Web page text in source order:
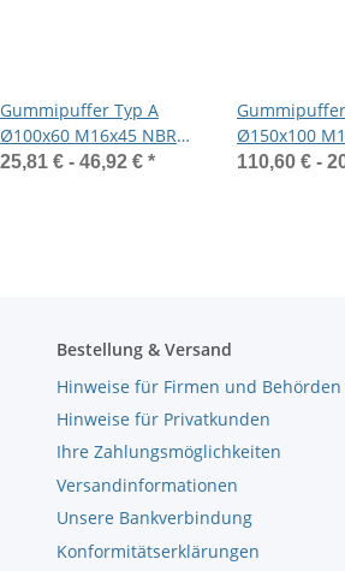
Gummipuffer Typ A
Ø100x60 M16x45 NBR
55°Shore Stahl verzinkt
25,81 € - 46,92 € *
Ø150x100
55° Shore
110,60 € -
Bestellung & Versand
Hinweise für Firmen und Behörden
Hinweise für Privatkunden
Ihre Zahlungsmöglichkeiten
Versandinformationen
Unsere Bankverbindung
Konformitätserklärungen